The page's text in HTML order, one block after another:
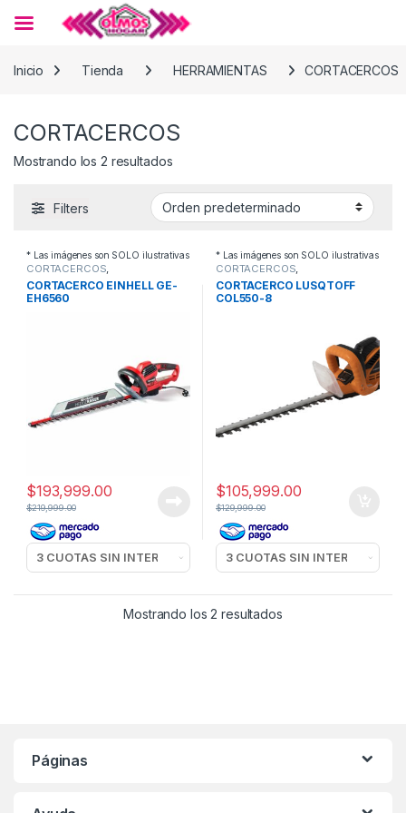
Inicio
Tienda HERRAMIENTAS CORTACERCOS
CORTACERCOS
Mostrando los 2 resultados
Filters
* Las imágenes son SOLO ilustrativas
CORTACERCOS,
HERRAMIENTAS
CORTACERCO EINHELL GE-
EH6560
$193,999.00
$219,999.00
* Las imágenes son SOLO ilustrativas
CORTACERCOS,
HERRAMIENTAS
CORTACERCO LUSQTOFF
COL550-8
$105,999.00
$129,999.00
Mostrando los 2 resultados
Páginas